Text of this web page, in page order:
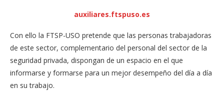
auxiliares.ftspuso.es
Con ello la FTSP-USO pretende que las personas trabajadoras
de este sector, complementario del personal del sector de la
seguridad privada, dispongan de un espacio en el que
informarse y formarse para un mejor desempeño del día a día
en su trabajo.